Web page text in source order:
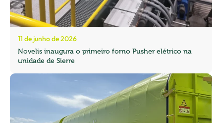
11 de junho de 2026
Novelis inaugura o primeiro forno Pusher elétrico na
unidade de Sierre